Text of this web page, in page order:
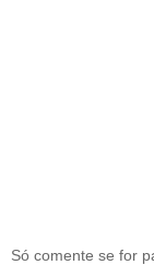
Só comente se for